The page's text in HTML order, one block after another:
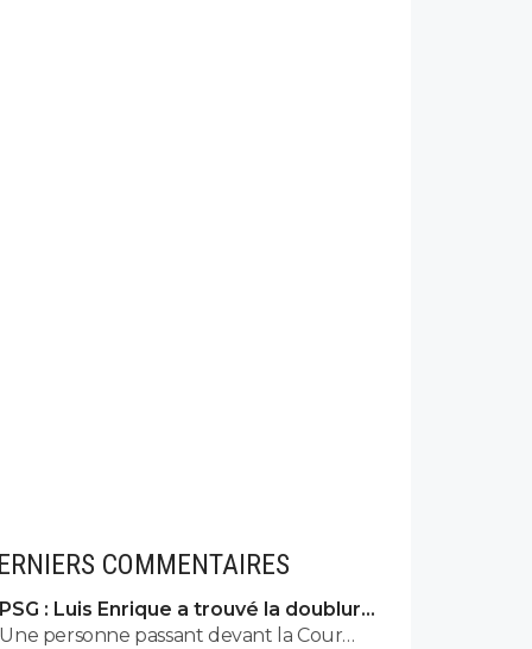
COMMENTAIRES
PSG : Luis Enrique a trouvé la doublure
d'Hakimi
Une personne passant devant la Cour